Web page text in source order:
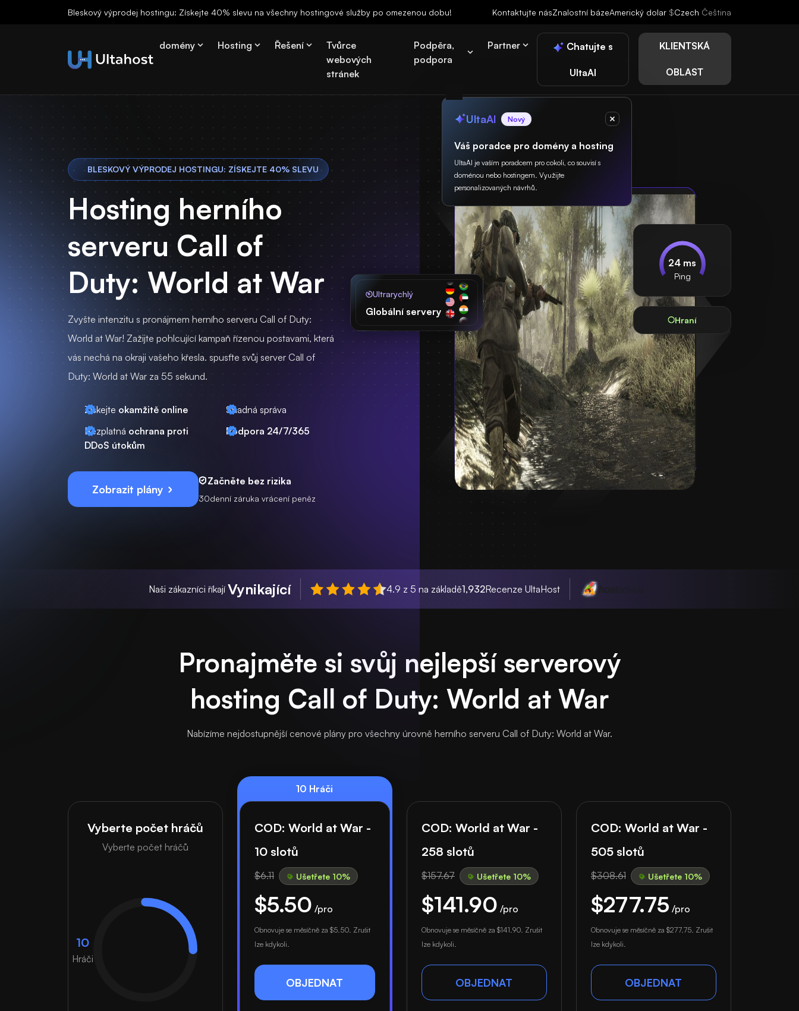
Bleskový výprodej hostingu: Získejte 40% slevu na všechny hostingové služby po omezenou dobu! Kontaktujte násZnalostní bázeAmerický dolar $Czech Čeština
domény Hosting Řešení
Tvůrce
webových
stránek
Podpěra,
podpora
Partner Chatujte s
UltaAI
UltaAI Nový
Váš poradce pro domény a hosting
UltaAI je vaším poradcem pro cokoli, co souvisí s
doménou nebo hostingem. Využijte
personalizovaných návrhů.
KLIENTSKÁ
OBLAST
BLESKOVÝ VÝPRODEJ HOSTINGU: ZÍSKEJTE 40% SLEVU
Hosting herního
serveru Call of
Duty: World at War
Zvyšte intenzitu s pronájmem herního serveru Call of Duty:
World at War! Zažijte pohlcující kampaň řízenou postavami, která
vás nechá na okraji vašeho křesla. spusťte svůj server Call of
Duty: World at War za 55 sekund.
Získejte okamžitě online
Snadná správa
Bezplatná ochrana proti
DDoS útokům
Podpora 24/7/365
Zobrazit plány
Začněte bez rizika
30denní záruka vrácení peněz
Ultrarychlý
Globální servery
24 ms
Ping
Hraní
Naši zákazníci říkají Vynikající 4.9 z 5 na základě1,932Recenze UltaHost
Pronajměte si svůj nejlepší serverový
hosting Call of Duty: World at War
Nabízíme nejdostupnější cenové plány pro všechny úrovně herního serveru Call of Duty: World at War.
Vyberte počet hráčů
Vyberte počet hráčů
10
Hráči
10 Hráči
COD: World at War -
10 slotů
$6.11 Ušetřete 10%
$5.50 /pro
Obnovuje se měsíčně za $5.50. Zrušit
lze kdykoli.
OBJEDNAT
COD: World at War -
258 slotů
$157.67 Ušetřete 10%
$141.90 /pro
Obnovuje se měsíčně za $141.90. Zrušit
lze kdykoli.
OBJEDNAT
COD: World at War -
505 slotů
$308.61 Ušetřete 10%
$277.75 /pro
Obnovuje se měsíčně za $277.75. Zrušit
lze kdykoli.
OBJEDNAT